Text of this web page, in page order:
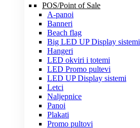
POS/Point of Sale
A-panoi
Banneri
Beach flag
Big LED UP Display sistemi
Hangeri
LED okviri i totemi
LED Promo pultevi
LED UP Display sistemi
Letci
Naljepnice
Panoi
Plakati
Promo pultovi